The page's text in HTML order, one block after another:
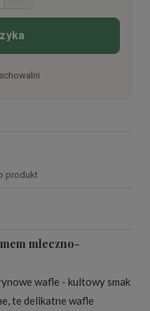
produkt
mleczno-
wafle - kultowy smak
te delikatne wafle